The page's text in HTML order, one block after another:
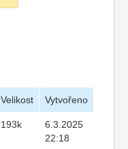
Velikost Vytvořeno
193k
6.3.2025
22:18